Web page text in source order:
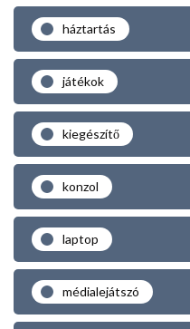
háztartás
játékok
kiegészítő
konzol
laptop
médialejátszó